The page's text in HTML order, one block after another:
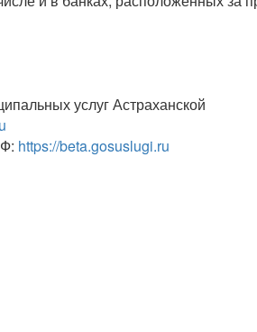
услуг Астраханской
https://beta.gosuslugi.ru